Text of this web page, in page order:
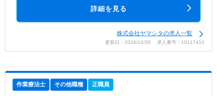
詳細を見る
株式会社ヤマシタの求人一覧
更新日：2024/12/26 求人番号：10117410
作業療法士 その他職種 正職員